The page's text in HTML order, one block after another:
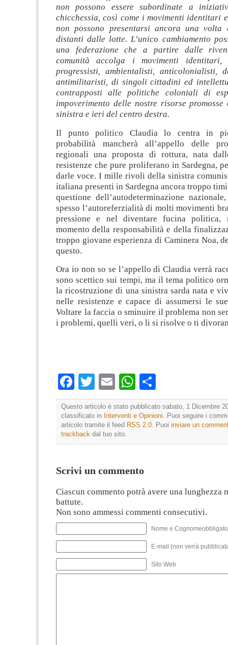
non possono essere subordinate a
chicchessia, così come i movimenti identitari
non possono presentarsi ancora una
distanti dalle lotte.L’unico cambiamento
una federazione che a partire dalle
comunità accolga i movimenti identitari,
progressisti, ambientalisti,
antimilitaristi, di singoli cittadini ed
contrapposti alle politiche coloniali di
impoverimento delle nostre risorse
sinistra e ieri del centro destra.
Il punto politico Claudia lo centra in
probabilità mancherà all’appello delle
regionali una proposta di rottura, nata
resistenze che pure proliferano in Sardegna,
darle voce. I mille rivoli della sinistra
italiana presenti in Sardegna ancora troppo
questione dell’autodeterminazione
spesso l’autoreferzialità di molti movimenti
pressione e nel diventare fucina politica,
momento della responsabilità e della
troppo giovane esperienza di Caminera Noa,
questo.
Ora io non so se l’appello di Claudia verrà
sono scettico sui tempi, ma il tema politico
la ricostruzione di una sinistra sarda nata e
nelle resistenze e capace di assumersi le
Voltare la faccia o sminuire il problema non
i problemi, quelli veri, o li si risolve o ti
Facebook
TwitterEmailWhatsApp
Questo articolo è stato pubblicato sabato, 1 Dicembre
classificato in Interventi e Opinioni . Puoi seguire i
articolo tramite il feed RSS 2.0 . Puoi inviare un
trackback dal tuo sito.
Scrivi un commento
Ciascun commento potrà avere una lunghezza
battute.
Non sono ammessi commenti consecutivi.
Nome e
E-mail (non verrà
Sito Web